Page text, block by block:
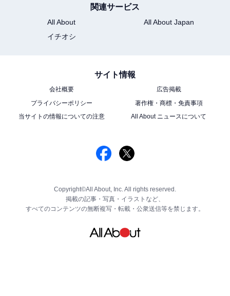
関連サービス
All About
All About Japan
イチオシ
サイト情報
会社概要
広告掲載
プライバシーポリシー
著作権・商標・免責事項
当サイトの情報についての注意
All About ニュースについて
Copyright©All About, Inc. All rights reserved.
掲載の記事・写真・イラストなど、
すべてのコンテンツの無断複写・転載・公衆送信等を禁じます。